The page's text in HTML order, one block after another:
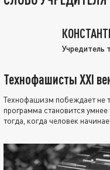
Учредитель
Технофашисты XXI
Технофашизм побеждает не
программа становится
тогда, когда человек